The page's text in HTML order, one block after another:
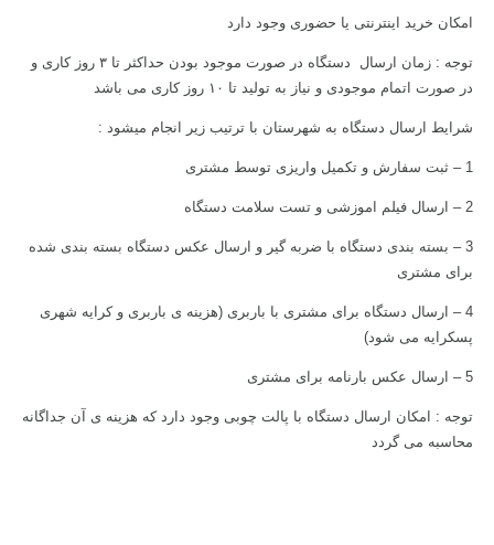
امکان خرید اینترنتی یا حضوری وجود دارد
توجه : زمان ارسال دستگاه در صورت موجود بودن حداکثر تا ۳ روز کاری و
در صورت اتمام موجودی و نیاز به تولید تا ۱۰ روز کاری می باشد
شرایط ارسال دستگاه به شهرستان با ترتیب زیر انجام میشود :
1 – ثبت سفارش و تکمیل واریزی توسط مشتری
2 – ارسال فیلم اموزشی و تست سلامت دستگاه
3 – بسته بندی دستگاه با ضربه گیر و ارسال عکس دستگاه بسته بندی شده
برای مشتری
4 – ارسال دستگاه برای مشتری با باربری (هزینه ی باربری و کرایه شهری
پسکرایه می شود)
5 – ارسال عکس بارنامه برای مشتری
توجه : امکان ارسال دستگاه با پالت چوبی وجود دارد که هزینه ی آن جداگانه
محاسبه می گردد